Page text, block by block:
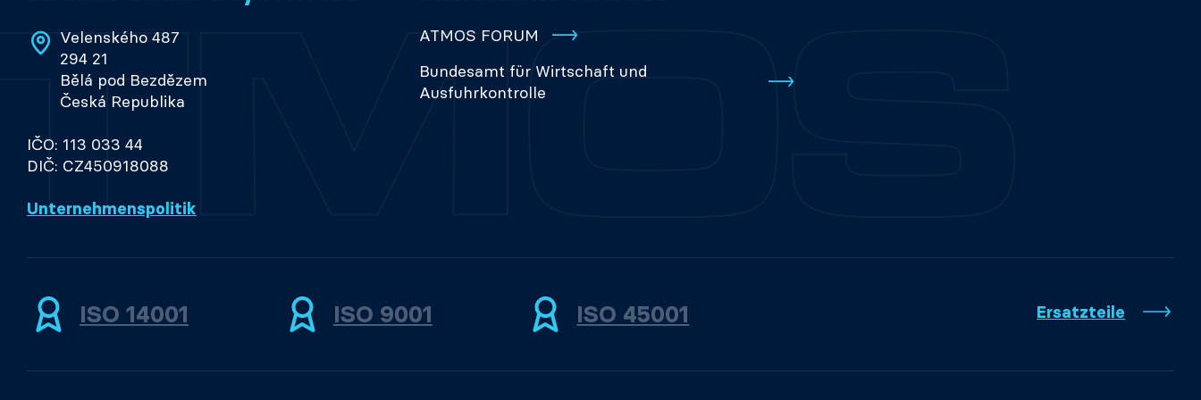
Velenského 487
294 21
Bělá pod Bezdězem
Česká Republika
IČO: 113 033 44
DIČ: CZ450918088
Unternehmenspolitik
ATMOS FORUM
Bundesamt für Wirtschaft und
Ausfuhrkontrolle
ISO 14001 ISO 9001 ISO 45001 Ersatzteile